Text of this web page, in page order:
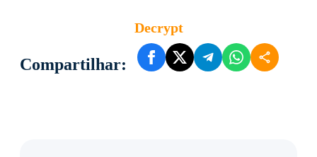
Decrypt
Compartilhar: